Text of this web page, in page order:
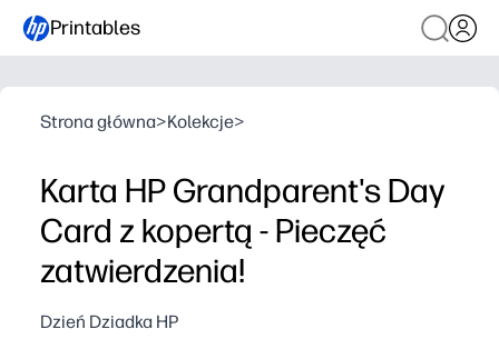
Printables
Strona główna>Kolekcje>
Karta HP Grandparent's Day
Card z kopertą - Pieczęć
zatwierdzenia!
Dzień Dziadka HP